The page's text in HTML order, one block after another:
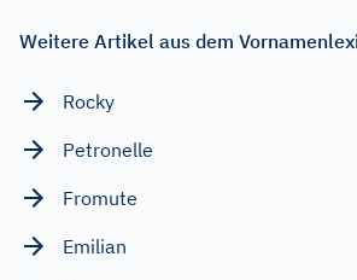
Weitere Artikel aus dem
Rocky
Petronelle
Fromute
Emilian